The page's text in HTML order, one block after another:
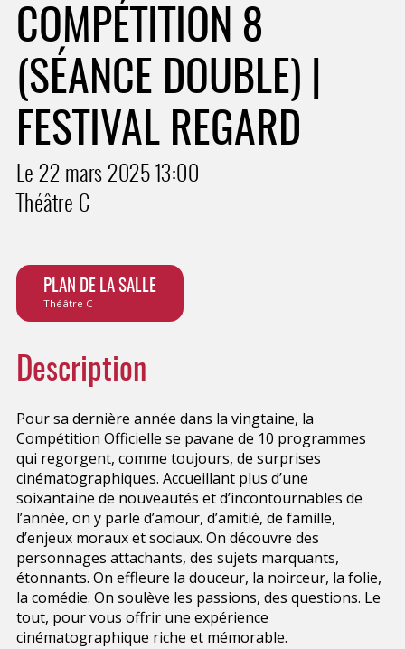
COMPÉTITION 8
(SÉANCE DOUBLE) |
FESTIVAL REGARD
Le 22 mars 202513:00
Théâtre C
PLAN DE LA SALLE
Théâtre C
Description
Pour sa dernière année dans la vingtaine, la
Compétition Officielle se pavane de 10 programmes
qui regorgent, comme toujours, de surprises
cinématographiques. Accueillant plus d’une
soixantaine de nouveautés et d’incontournables de
l’année, on y parle d’amour, d’amitié, de famille,
d’enjeux moraux et sociaux. On découvre des
personnages attachants, des sujets marquants,
étonnants. On effleure la douceur, la noirceur, la folie,
la comédie. On soulève les passions, des questions. Le
tout, pour vous offrir une expérience
cinématographique riche et mémorable.